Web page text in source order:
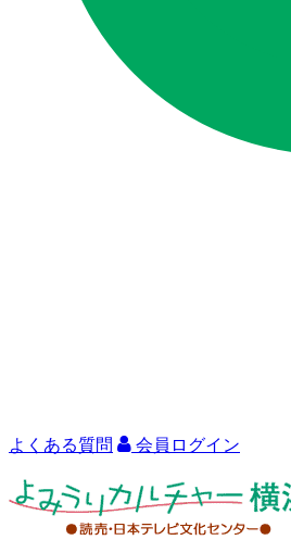
よくある質問 会員ログイン